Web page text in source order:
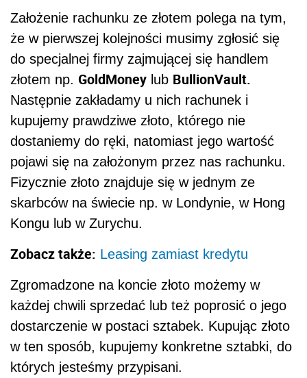
Założenie rachunku ze złotem polega na tym,
że w pierwszej kolejności musimy zgłosić się
do specjalnej firmy zajmującej się handlem
złotem np. GoldMoney lub BullionVault.
Następnie zakładamy u nich rachunek i
kupujemy prawdziwe złoto, którego nie
dostaniemy do ręki, natomiast jego wartość
pojawi się na założonym przez nas rachunku.
Fizycznie złoto znajduje się w jednym ze
skarbców na świecie np. w Londynie, w Hong
Kongu lub w Zurychu.
Zobacz także: Leasing zamiast kredytu
Zgromadzone na koncie złoto możemy w
każdej chwili sprzedać lub też poprosić o jego
dostarczenie w postaci sztabek. Kupując złoto
w ten sposób, kupujemy konkretne sztabki, do
których jesteśmy przypisani.